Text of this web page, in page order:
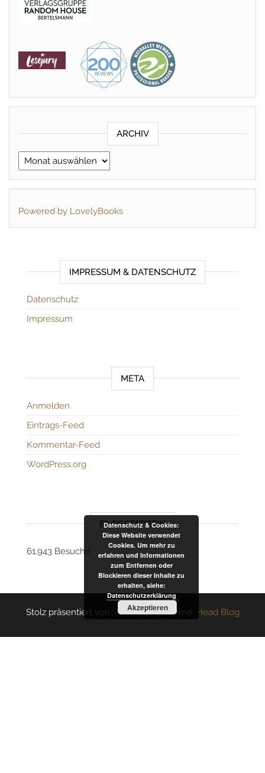
ARCHIV
Archiv
Powered by LovelyBooks
IMPRESSUM & DATENSCHUTZ
Datenschutz
Impressum
META
Anmelden
Eintrags-Feed
Kommentar-Feed
WordPress.org
BLOGSTATISTIK
61.943 Besuche
Stolz präsentiert von WordPress |Theme: Head Blog
Datenschutz & Cookies:
Diese Website verwendet
Cookies. Um mehr zu
erfahren und Informationen
zum Entfernen oder
Blockieren dieser Inhalte zu
erhalten, siehe:
Datenschutzerklärung
Akzeptieren